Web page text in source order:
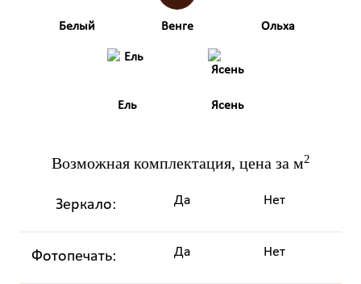
Белый Венге Ольха
Ель Ясень
Возможная комплектация, цена за м2
Зеркало: Да Нет
Фотопечать: Да Нет